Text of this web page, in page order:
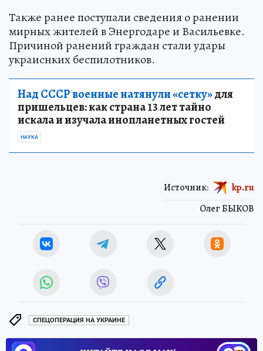
Также ранее поступали сведения о ранении
мирных жителей в Энергодаре и Васильевке.
Причиной ранений граждан стали удары
украиснких беспилотников.
Над СССР военные натянули «сетку»для
пришельцев: как страна 13 лет тайно
искала и изучала инопланетных гостей
НАУКА
Олег БЫКОВ
Источник: kp.ru
СПЕЦОПЕРАЦИЯ НА УКРАИНЕ